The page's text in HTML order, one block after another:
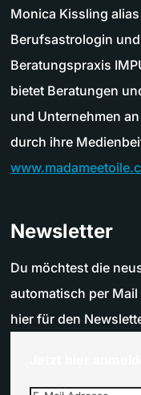
Monica Kissling
Berufsastrologin
Beratungspraxis
bietet Beratungen
und Unternehmen
durch ihre
Newsletter
Du möchtest die
automatisch per
hier für den